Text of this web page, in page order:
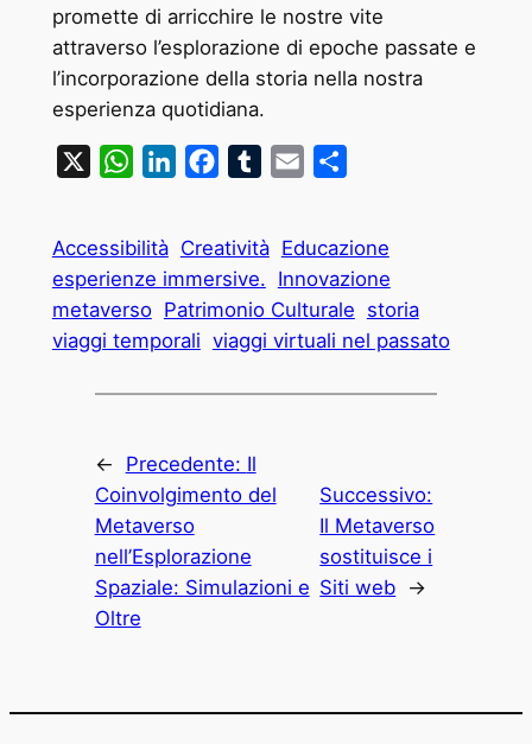
promette di arricchire le nostre vite
attraverso l’esplorazione di epoche passate e
l’incorporazione della storia nella nostra
esperienza quotidiana.
WhatsAppLinkedInFacebookTumblrEmail
Accessibilità Creatività Educazione
esperienze immersive. Innovazione
metaverso Patrimonio Culturale storia
viaggi temporali viaggi virtuali nel passato
← Precedente: Il
Coinvolgimento del
Metaverso
nell’Esplorazione
Spaziale: Simulazioni e
Oltre
Successivo:
Il Metaverso
sostituisce i
Siti web →